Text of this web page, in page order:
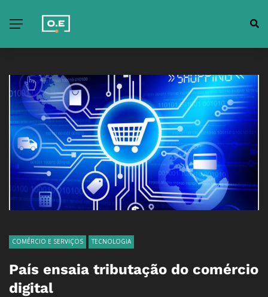
COMÉRCIO E SERVIÇOS TECNOLOGIA
País ensaia tributação do comércio
digital